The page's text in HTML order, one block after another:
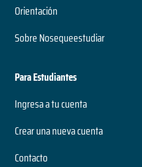
Orientación
Sobre Nosequeestudiar
Para Estudiantes
Ingresa a tu cuenta
Crear una nueva cuenta
Contacto